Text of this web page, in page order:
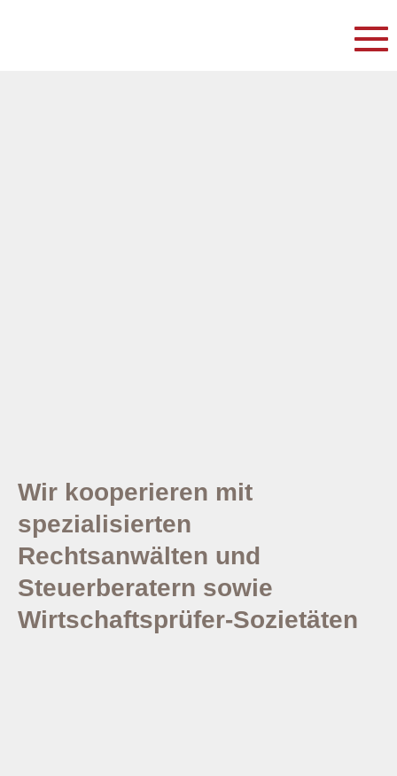
Wir kooperieren mit
spezialisierten
Rechtsanwälten und
Steuerberatern sowie
Wirtschaftsprüfer-Sozietäten